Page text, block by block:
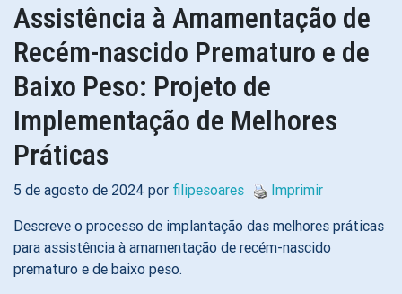
Assistência à Amamentação de
Recém-nascido Prematuro e de
Baixo Peso: Projeto de
Implementação de Melhores
Práticas
5 de agosto de 2024 por filipesoares
Imprimir
Descreve o processo de implantação das melhores práticas
para assistência à amamentação de recém-nascido
prematuro e de baixo peso.